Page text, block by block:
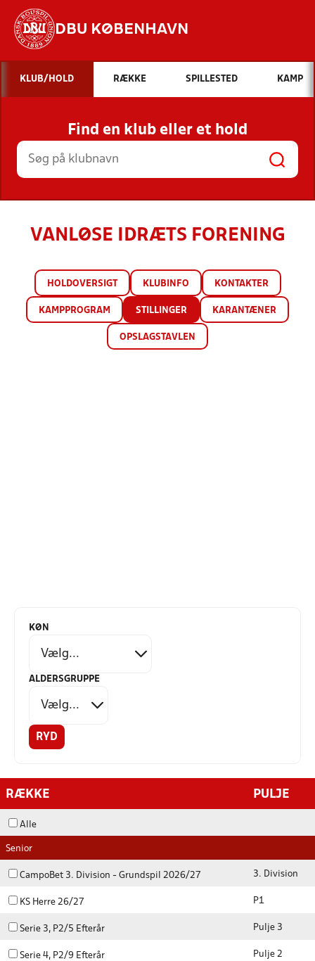
DBU KØBENHAVN
Hvad vil du søge efter?
INDHOLD OG NYHEDER
STILLINGER, RESULTATER, KLUBBER OG
HOLD
KLUB/HOLD RÆKKE SPILLESTED KAMP
Find en klub eller et hold
VANLØSE IDRÆTS FORENING
HOLDOVERSIGT KLUBINFO KONTAKTER
KAMPPROGRAM STILLINGER KARANTÆNER
OPSLAGSTAVLEN
KØN
ALDERSGRUPPE
RYD
RÆKKE PULJE
Alle
Senior
CampoBet 3. Division - Grundspil 2026/27 3. Division
KS Herre 26/27 P1
Serie 3, P2/5 Efterår Pulje 3
Serie 4, P2/9 Efterår Pulje 2